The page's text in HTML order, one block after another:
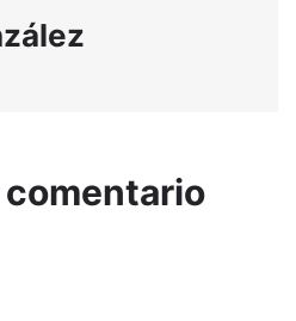
comentario